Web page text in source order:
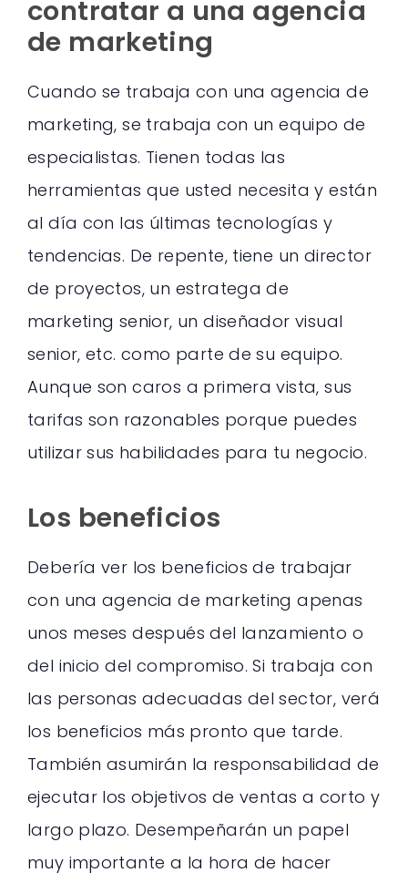
contratar a una agencia
de marketing
Cuando se trabaja con una agencia de
marketing, se trabaja con un equipo de
especialistas. Tienen todas las
herramientas que usted necesita y están
al día con las últimas tecnologías y
tendencias. De repente, tiene un director
de proyectos, un estratega de
marketing senior, un diseñador visual
senior, etc. como parte de su equipo.
Aunque son caros a primera vista, sus
tarifas son razonables porque puedes
utilizar sus habilidades para tu negocio.
Los beneficios
Debería ver los beneficios de trabajar
con una agencia de marketing apenas
unos meses después del lanzamiento o
del inicio del compromiso. Si trabaja con
las personas adecuadas del sector, verá
los beneficios más pronto que tarde.
También asumirán la responsabilidad de
ejecutar los objetivos de ventas a corto y
largo plazo. Desempeñarán un papel
muy importante a la hora de hacer